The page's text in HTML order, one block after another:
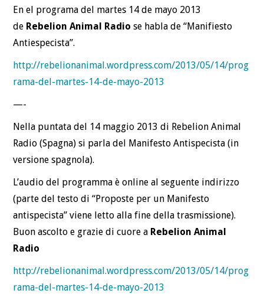
En el programa del martes 14 de mayo 2013
de Rebelion Animal Radio se habla de “Manifiesto
Antiespecista”.
http://rebelionanimal.wordpress.com/2013/05/14/prog
rama-del-martes-14-de-mayo-2013
—-
Nella puntata del 14 maggio 2013 di Rebelion Animal
Radio (Spagna) si parla del Manifesto Antispecista (in
versione spagnola).
L’audio del programma è online al seguente indirizzo
(parte del testo di “Proposte per un Manifesto
antispecista” viene letto alla fine della trasmissione).
Buon ascolto e grazie di cuore a Rebelion Animal
Radio
http://rebelionanimal.wordpress.com/2013/05/14/prog
rama-del-martes-14-de-mayo-2013